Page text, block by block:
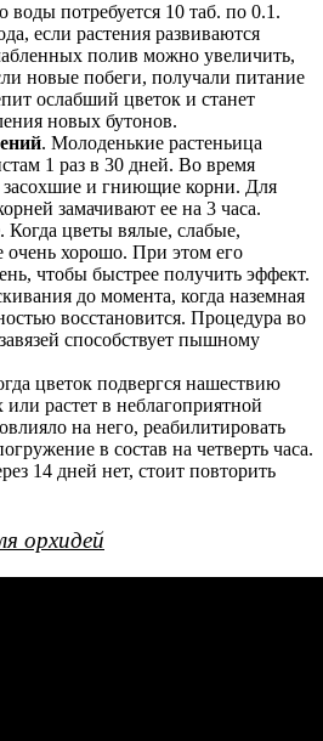
воды потребуется 10 таб. по 0.1.
если растения развиваются
полив можно увеличить,
новые побеги, получали питание
ослабший цветок и станет
новых бутонов.
. Молоденькие растеньица
1 раз в 30 дней. Во время
засохшие и гниющие корни. Для
замачивают ее на 3 часа.
. Когда цветы вялые, слабые,
очень хорошо. При этом его
чтобы быстрее получить эффект.
до момента, когда наземная
восстановится. Процедура во
способствует пышному
цветок подвергся нашествию
растет в неблагоприятной
на него, реабилитировать
в состав на четверть часа.
14 дней нет, стоит повторить
орхидей